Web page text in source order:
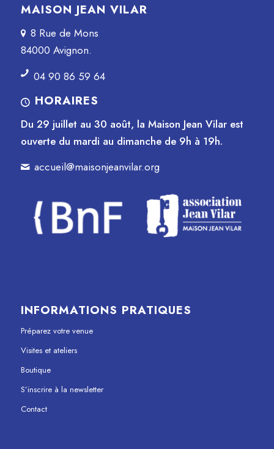
MAISON JEAN VILAR
8 Rue de Mons
84000 Avignon.
04 90 86 59 64
HORAIRES
Du 29 juillet au 30 août, la Maison Jean Vilar est
ouverte du mardi au dimanche de 9h à 19h.
accueil@maisonjeanvilar.org
INFORMATIONS PRATIQUES
Préparez votre venue
Visites et ateliers
Boutique
S’inscrire à la newsletter
Contact